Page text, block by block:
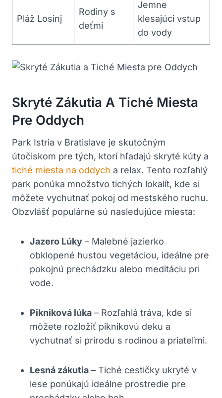
Pláž Losinj
Rodiny s
deťmi
Jemne
klesajúci vstup
do vody
Skryté Zákutia A Tiché Miesta
Pre Oddych
Park Istria v Bratislave je skutočným
útočiskom pre tých, ktorí hľadajú skryté kúty a
tiché miesta na oddych a relax. Tento rozľahlý
park ponúka množstvo tichých lokalít, kde si
môžete vychutnať pokoj od mestského ruchu.
Obzvlášť populárne sú nasledujúce miesta:
Jazero Lúky – Malebné jazierko
obklopené hustou vegetáciou, ideálne pre
pokojnú prechádzku alebo meditáciu pri
vode.
Pikniková lúka – Rozľahlá tráva, kde si
môžete rozložiť piknikovú deku a
vychutnať si prírodu s rodinou a priateľmi.
Lesná zákutia – Tiché cestičky ukryté v
lese ponúkajú ideálne prostredie pre